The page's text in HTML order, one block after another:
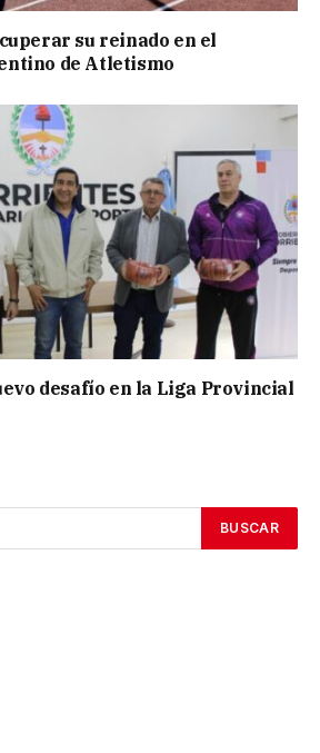
su reinado en el
de Atletismo
desafío en la Liga Provincial